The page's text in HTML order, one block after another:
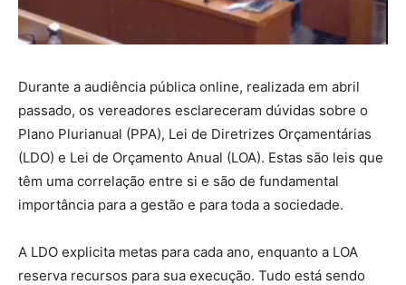
Durante a audiência pública online, realizada em abril
passado, os vereadores esclareceram dúvidas sobre o
Plano Plurianual (PPA), Lei de Diretrizes Orçamentárias
(LDO) e Lei de Orçamento Anual (LOA). Estas são leis que
têm uma correlação entre si e são de fundamental
importância para a gestão e para toda a sociedade.
A LDO explicita metas para cada ano, enquanto a LOA
reserva recursos para sua execução. Tudo está sendo